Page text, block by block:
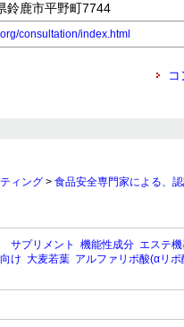
鹿市平野町7744
consultation/index.html
ィング > 食品安全専門家による、
サプリメント 機能性成分 エステ
け 大麦若葉 アルファリポ酸(αリポ